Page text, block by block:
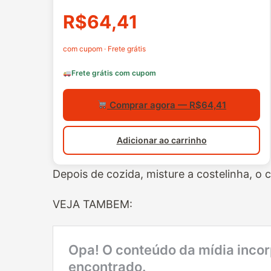
R$64,41
com cupom · Frete grátis
Frete grátis com cupom
Comprar agora — R$64,41
Adicionar ao carrinho
Depois de cozida, misture a costelinha, o
VEJA TAMBEM: